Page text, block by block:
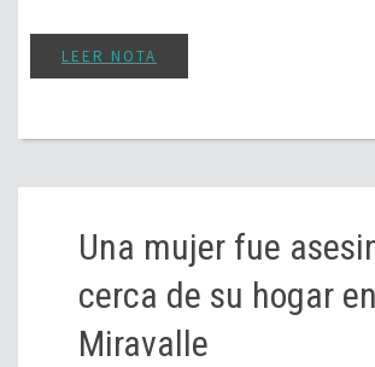
LEER NOTA
Una mujer fue
cerca de su hogar en
Miravalle